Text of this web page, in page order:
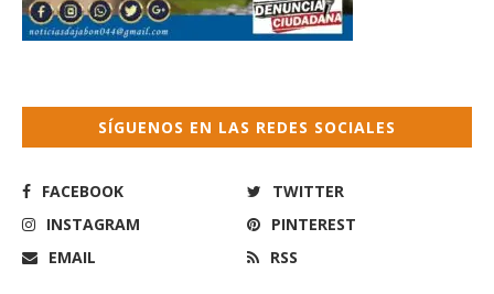
SÍGUENOS EN LAS REDES SOCIALES
FACEBOOK
TWITTER
INSTAGRAM
PINTEREST
EMAIL
RSS